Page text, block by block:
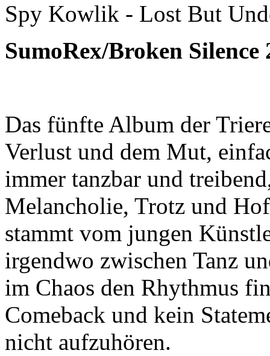
Spy Kowlik - Lost But
SumoRex/Broken Silence
Das fünfte Album der
Verlust und dem Mut,
immer tanzbar und
Melancholie, Trotz und
stammt vom jungen
irgendwo zwischen Tanz
im Chaos den Rhythmus
Comeback und kein
nicht aufzuhören.